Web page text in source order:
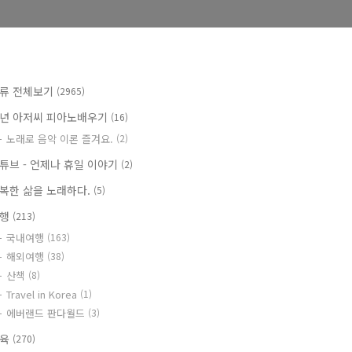
전체보기 (2965)
아저씨 피아노배우기 (16)
노래로 음악 이론 즐겨요. (2)
브 - 언제나 휴일 이야기 (2)
한 삶을 노래하다. (5)
(213)
국내여행 (163)
해외여행 (38)
산책 (8)
Travel in Korea (1)
에버랜드 판다월드 (3)
(270)